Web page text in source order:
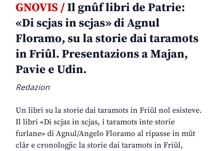
GNOVIS /Il gnûf libri de Patrie:
«Di scjas in scjas» di Agnul
Floramo, su la storie dai taramots
in Friûl. Presentazions a Majan,
Pavie e Udin.
Redazion
Un libri su la storie dai taramots in Friûl nol esisteve.
Il libri «Di scjas in scjas, i taramots inte storie
furlane» di Agnul/Angelo Floramo al ripasse in mût
clâr e cronologjic la storie dai taramots in Friûl,